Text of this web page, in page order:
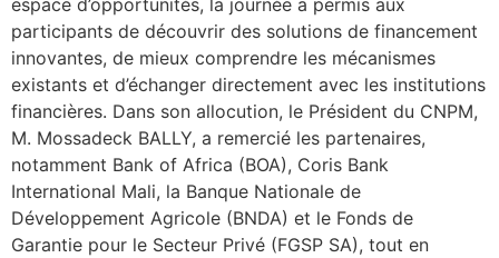
espace d’opportunités, la journée a permis aux
participants de découvrir des solutions de financement
innovantes, de mieux comprendre les mécanismes
existants et d’échanger directement avec les institutions
financières. Dans son allocution, le Président du CNPM,
M. Mossadeck BALLY, a remercié les partenaires,
notamment Bank of Africa (BOA), Coris Bank
International Mali, la Banque Nationale de
Développement Agricole (BNDA) et le Fonds de
Garantie pour le Secteur Privé (FGSP SA), tout en